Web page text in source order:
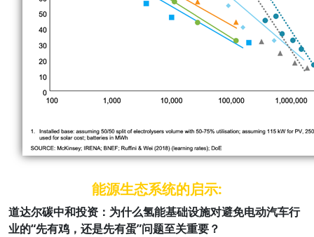
能源生态系统的启示:
道达尔碳中和投资：为什么氢能基础设施对避免电动汽车行
业的“先有鸡，还是先有蛋”问题至关重要？